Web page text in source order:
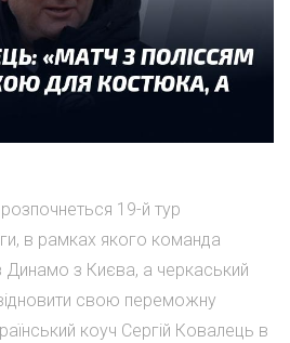
19-й тур
в рамках якого команда
Динамо з Києва, а черкаський
свою переможну
коуч Сергій Ковалець в